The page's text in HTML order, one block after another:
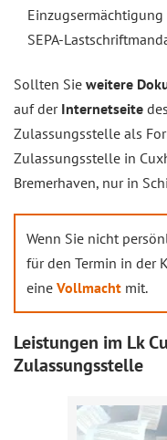
SEPA-
Sollten Sie weitere
auf der Internetseite
Zulassungsstelle als
Zulassungsstelle in
Bremerhaven, nur in
Wenn Sie nicht
für den Termin in der
eine Vollmacht mit.
Leistungen im Lk
Zulassungsstelle